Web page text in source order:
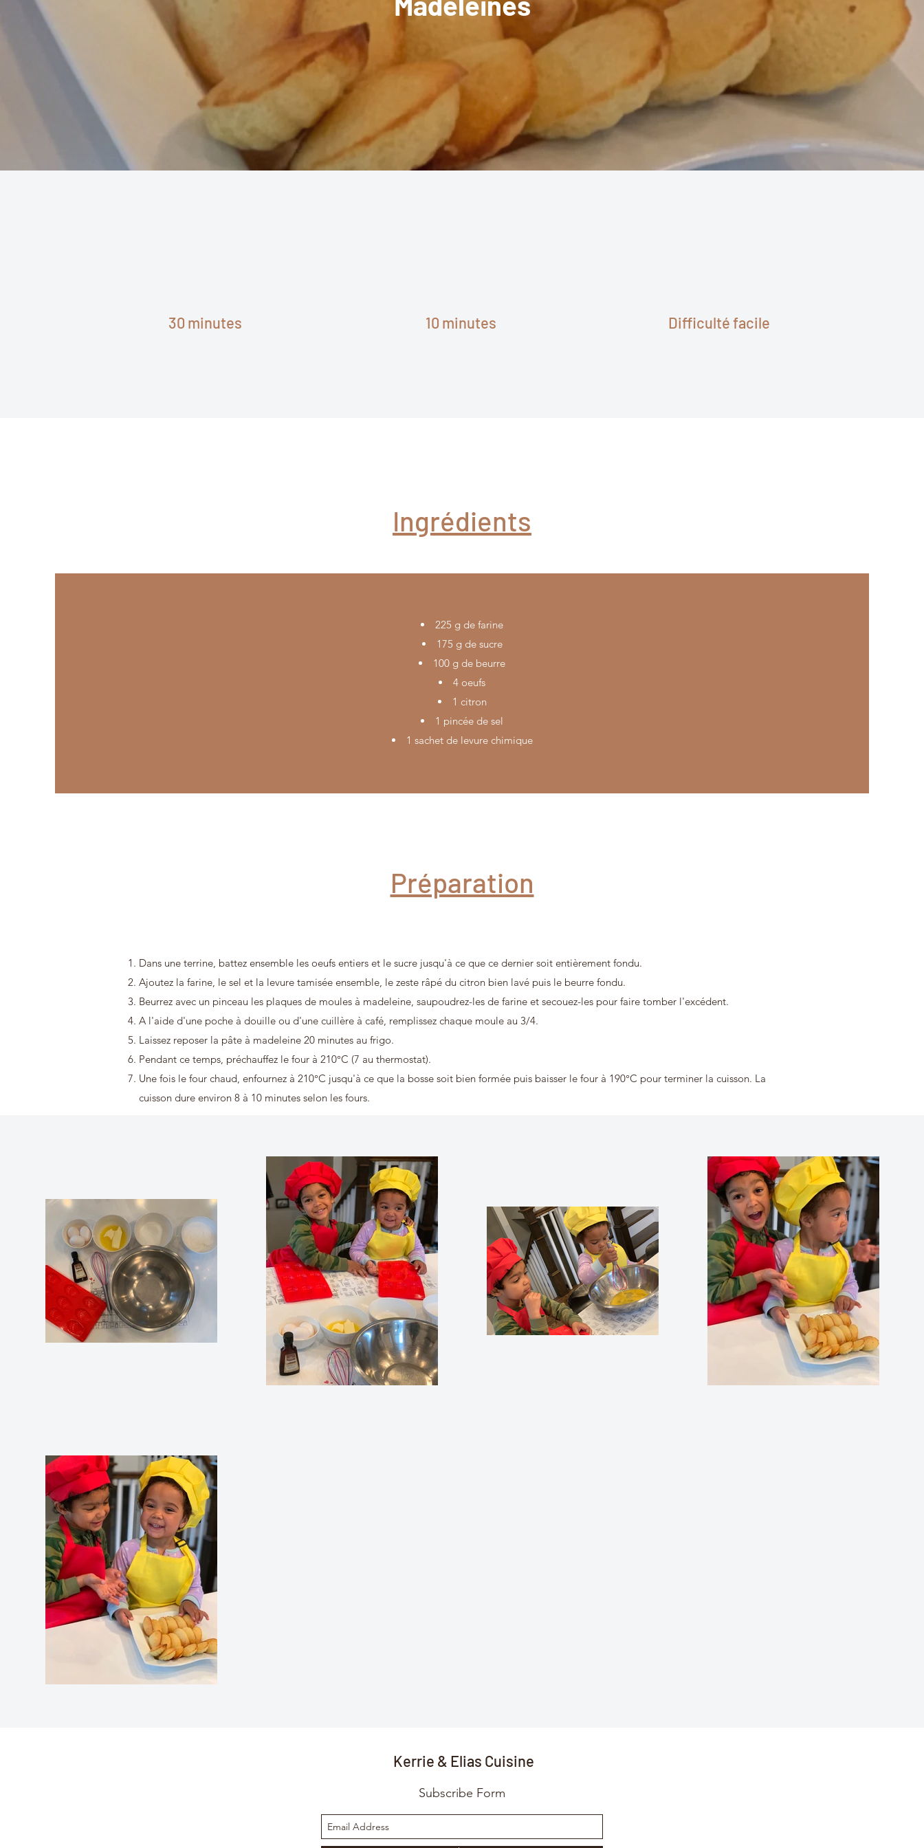
30 minutes 10 minutes Difficulté facile
Ingrédients
225 g de farine
175 g de sucre
100 g de beurre
4 oeufs
1 citron
1 pincée de sel
1 sachet de levure chimique
Préparation
Dans une terrine, battez ensemble les oeufs entiers et le sucre jusqu'à ce que ce dernier soit entièrement fondu.
Ajoutez la farine, le sel et la levure tamisée ensemble, le zeste râpé du citron bien lavé puis le beurre fondu.
Beurrez avec un pinceau les plaques de moules à madeleine, saupoudrez-les de farine et secouez-les pour faire tomber l'excédent.
A l'aide d'une poche à douille ou d'une cuillère à café, remplissez chaque moule au 3/4.
Laissez reposer la pâte à madeleine 20 minutes au frigo.
Pendant ce temps, préchauffez le four à 210°C (7 au thermostat).
Une fois le four chaud, enfournez à 210°C jusqu'à ce que la bosse soit bien formée puis baisser le four à 190°C pour terminer la cuisson. La
cuisson dure environ 8 à 10 minutes selon les fours.
Kerrie & Elias Cuisine
Subscribe Form